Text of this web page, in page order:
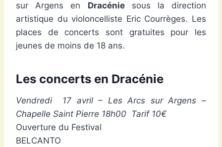
sur Argens en Dracéniesous la direction
artistique du violoncelliste Eric Courrèges. Les
places de concerts sont gratuites pour les
jeunes de moins de 18 ans.
Les concerts en Dracénie
Vendredi 17 avril – Les Arcs sur Argens –
Chapelle Saint Pierre 18h00 Tarif 10€
Ouverture du Festival
BELCANTO